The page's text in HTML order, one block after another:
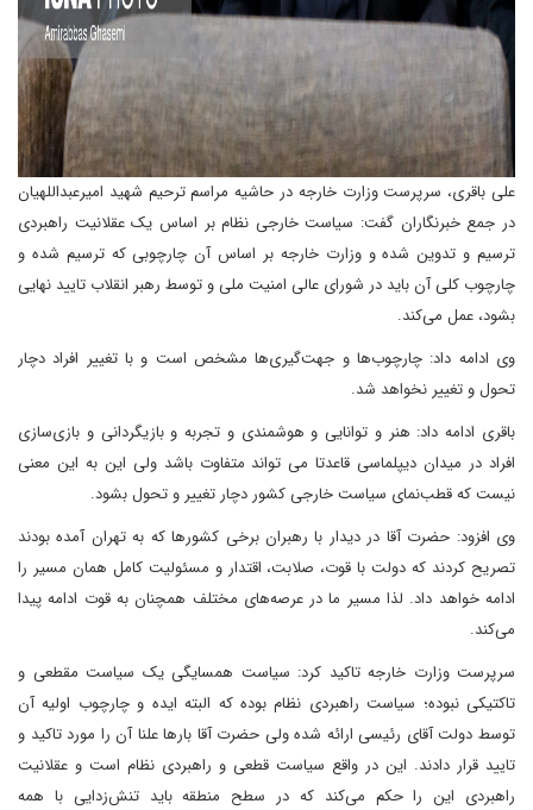
علی باقری، سرپرست وزارت خارجه در حاشیه مراسم ترحیم شهید امیرعبداللهیان
در جمع خبرنگاران گفت: سیاست خارجی نظام بر اساس یک عقلانیت راهبردی
ترسیم و تدوین شده و وزارت خارجه بر اساس آن چارچوبی که ترسیم شده و
چارچوب کلی آن باید در شورای عالی امنیت ملی و توسط رهبر انقلاب تایید نهایی
بشود، عمل می‌کند.
وی ادامه داد: چارچوب‌ها و جهت‌گیری‌ها مشخص است و با تغییر افراد دچار
تحول و تغییر نخواهد شد.
باقری ادامه داد: هنر و توانایی و هوشمندی و تجربه و بازیگردانی و بازی‌سازی
افراد در میدان دیپلماسی قاعدتا می تواند متفاوت باشد ولی این به این معنی
نیست که قطب‌نمای سیاست خارجی کشور دچار تغییر و تحول بشود.
وی افزود: حضرت آقا در دیدار با رهبران برخی کشورها که به تهران آمده بودند
تصریح کردند که دولت با قوت، صلابت، اقتدار و مسئولیت کامل همان مسیر را
ادامه خواهد داد. لذا مسیر ما در عرصه‌های مختلف همچنان به قوت ادامه پیدا
می‌کند.
سرپرست وزارت خارجه تاکید کرد: سیاست همسایگی یک سیاست مقطعی و
تاکتیکی نبوده؛ سیاست راهبردی نظام بوده که البته ایده و چارچوب اولیه آن
توسط دولت آقای رئیسی ارائه شده ولی حضرت آقا بارها علنا آن را مورد تاکید و
تایید قرار دادند. این در واقع سیاست قطعی و راهبردی نظام است و عقلانیت
راهبردی این را حکم می‌کند که در سطح منطقه باید تنش‌زدایی با همه